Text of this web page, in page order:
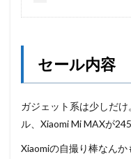
セール内容
ガジェット系は少しだ
ル、Xiaomi Mi MAXが
Xiaomiの自撮り棒なん